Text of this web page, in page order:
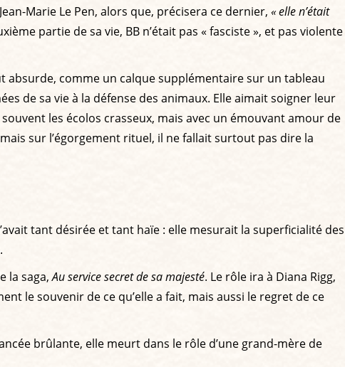
Marie Le Pen, alors que, précisera ce dernier, « elle n’était
partie de sa vie, BB n’était pas « fasciste », et pas violente
absurde, comme un calque supplémentaire sur un tableau
de sa vie à la défense des animaux. Elle aimait soigner leur
les écolos crasseux, mais avec un émouvant amour de
sur l’égorgement rituel, il ne fallait surtout pas dire la
tant désirée et tant haïe : elle mesurait la superficialité des
la saga,Au service secret de sa majesté. Le rôle ira à Diana Rigg,
le souvenir de ce qu’elle a fait, mais aussi le regret de ce
brûlante, elle meurt dans le rôle d’une grand-mère de